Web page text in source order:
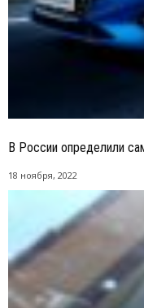
В России определили
18 ноября, 2022